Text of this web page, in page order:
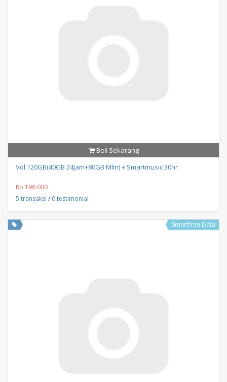
Beli Sekarang
Vol 120GB(40GB 24Jam+80GB Mlm) + Smartmusic 30hr
Rp 196.000
5 transaksi / 0 testimonial
Smartfren Data